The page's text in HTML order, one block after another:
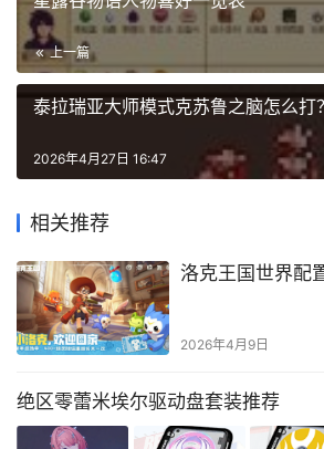
上一篇
泰拉瑞亚大师模式克苏鲁之脑怎么打？
2026年4月27日 16:47
相关推荐
洛克王国世界配
2026年4月9日
绝区零蕾米埃尔驱动盘套装推荐